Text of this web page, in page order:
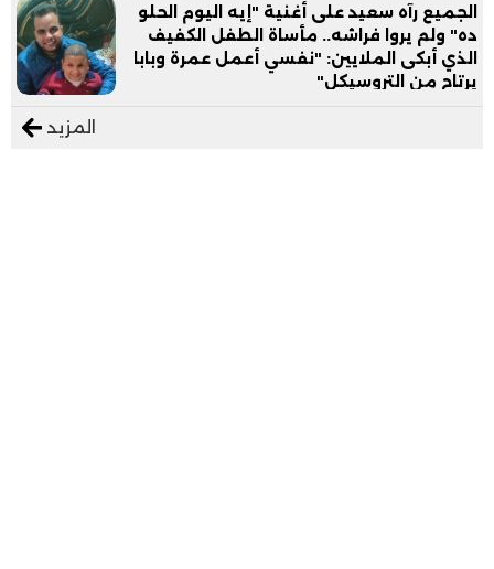
الجميع رآه سعيد على أغنية "إيه اليوم الحلو
ده" ولم يروا فراشه.. مأساة الطفل الكفيف
الذي أبكى الملايين: "نفسي أعمل عمرة وبابا
يرتاح من التروسيكل"
المزيد